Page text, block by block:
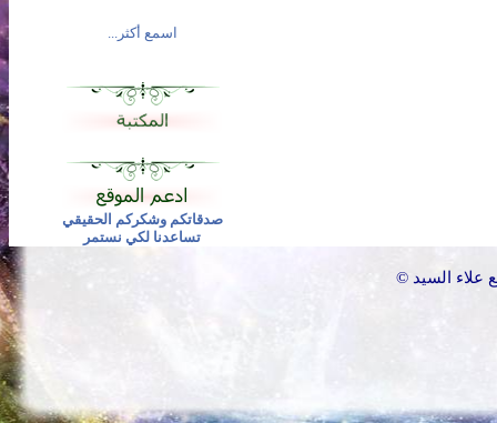
اسمع أكثر...
صدقاتكم وشكركم الحقيقي
تساعدنا لكي نستمر
© السيد